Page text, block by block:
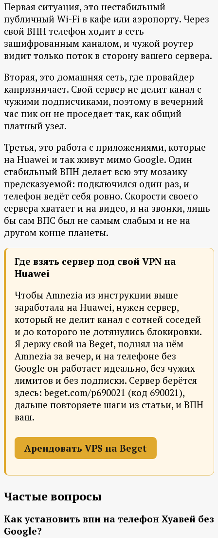
Первая ситуация, это нестабильный
публичный Wi-Fi в кафе или аэропорту. Через
свой ВПН телефон ходит в сеть
зашифрованным каналом, и чужой роутер
видит только поток в сторону вашего сервера.
Вторая, это домашняя сеть, где провайдер
капризничает. Свой сервер не делит канал с
чужими подписчиками, поэтому в вечерний
час пик он не проседает так, как общий
платный узел.
Третья, это работа с приложениями, которые
на Huawei и так живут мимо Google. Один
стабильный ВПН делает всю эту мозаику
предсказуемой: подключился один раз, и
телефон ведёт себя ровно. Скорости своего
сервера хватает и на видео, и на звонки, лишь
бы сам ВПС был не самым слабым и не на
другом конце планеты.
Где взять сервер под свой VPN на
Huawei
Чтобы Amnezia из инструкции выше
заработала на Huawei, нужен сервер,
который не делит канал с сотней соседей
и до которого не дотянулись блокировки.
Я держу свой на Beget, поднял на нём
Amnezia за вечер, и на телефоне без
Google он работает идеально, без чужих
лимитов и без подписки. Сервер берётся
здесь: beget.com/p690021 (код 690021),
дальше повторяете шаги из статьи, и ВПН
ваш.
Арендовать VPS на Beget
Частые вопросы
Как установить впн на телефон Хуавей без
Google?